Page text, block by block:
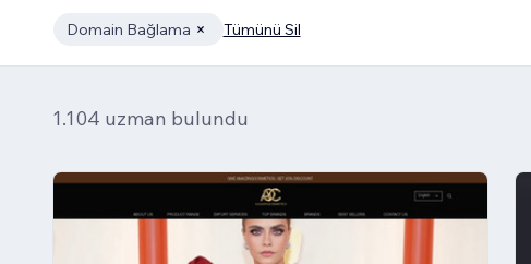
Domain Bağlama Tümünü Sil
1.104 uzman bulundu